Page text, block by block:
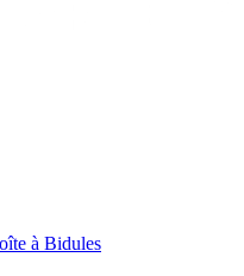
à Bidules